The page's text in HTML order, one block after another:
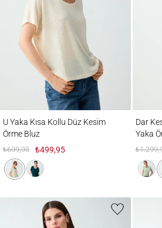
U Yaka Kısa Kollu Düz Kesim
Örme Bluz
₺699,95 ₺499,95
Dar
Yaka